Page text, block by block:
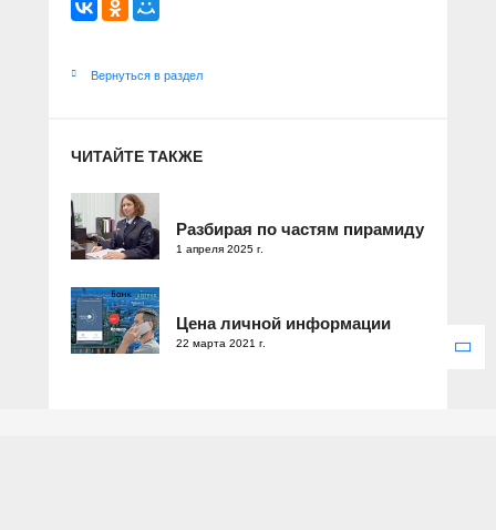
Вернуться в раздел
ЧИТАЙТЕ ТАКЖЕ
Разбирая по частям пирамиду
1 апреля 2025 г.
Цена личной информации
22 марта 2021 г.